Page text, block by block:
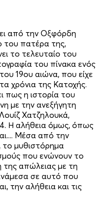
από την Οξφόρδη
του πατέρα της,
το τελευταίο του
του πίνακα ενός
19ου αιώνα, που είχε
χρόνια της Κατοχής.
πως η ιστορία του
με την ανεξήγητη
Χατζηλουκά,
Η αλήθεια όμως, όπως
Μέσα από την
το μυθιστόρημα
που ενώνουν το
απώλειας με τη
σε αυτό που
την αλήθεια και τις